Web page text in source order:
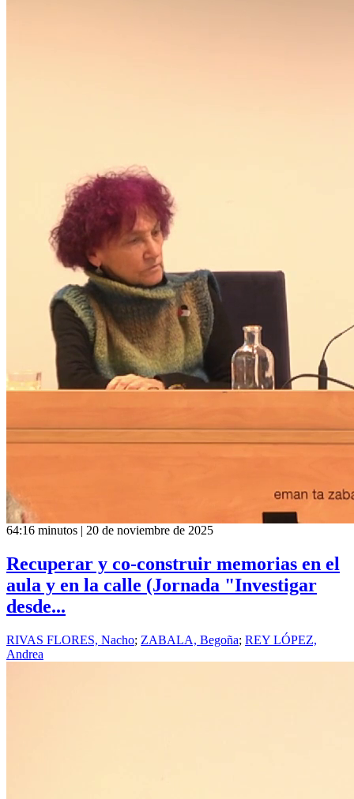
64:16 minutos | 20 de noviembre de 2025
Recuperar y co-construir memorias en el
aula y en la calle (Jornada "Investigar
desde...
RIVAS FLORES, Nacho; ZABALA, Begoña; REY LÓPEZ,
Andrea